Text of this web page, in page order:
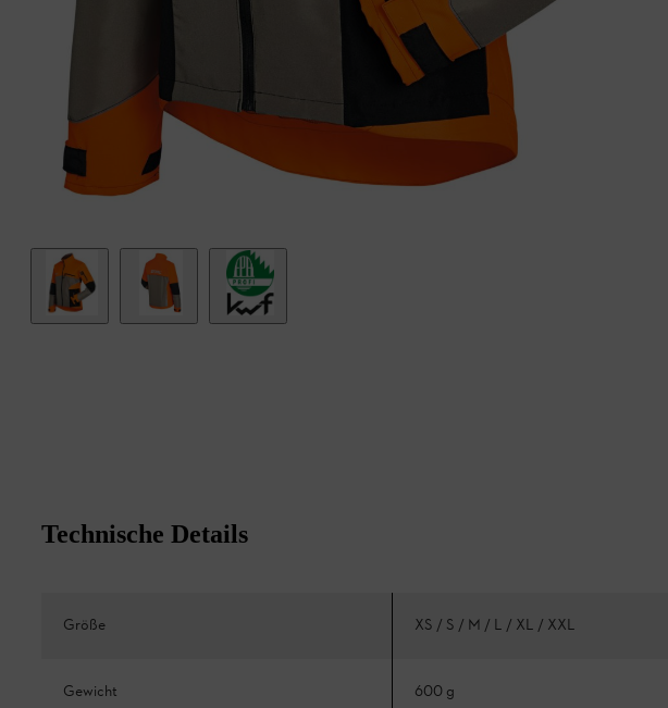
Technische Details
Größe XS / S / M / L / XL / XXL
Gewicht 600 g